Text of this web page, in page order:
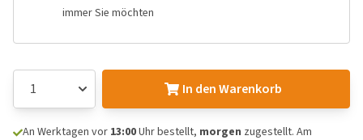
immer Sie möchten
In den Warenkorb
An Werktagen vor 13:00Uhr bestellt, morgen zugestellt. Am